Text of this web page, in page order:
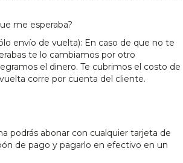
me esperaba?
envío de vuelta): En caso de que no te
te lo cambiamos por otro
el dinero. Te cubrimos el costo de
corre por cuenta del cliente.
podrás abonar con cualquier tarjeta de
de pago y pagarlo en efectivo en un